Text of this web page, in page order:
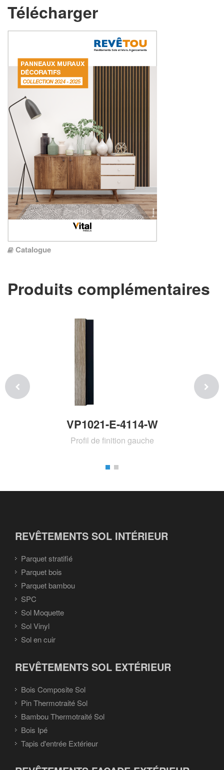
Télécharger
Catalogue
Produits complémentaires
VP1021-E-4114-W
Profil de finition gauche
REVÊTEMENTS SOL INTÉRIEUR
Parquet stratifié
Parquet bois
Parquet bambou
SPC
Sol Moquette
Sol Vinyl
Sol en cuir
REVÊTEMENTS SOL EXTÉRIEUR
Bois Composite Sol
Pin Thermotraité Sol
Bambou Thermotraité Sol
Bois Ipé
Tapis d'entrée Extérieur